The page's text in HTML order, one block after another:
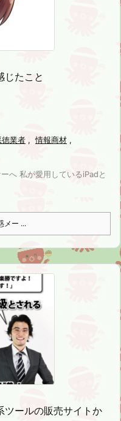
じたこと
徳業者 , 情報商材 ,
へ 私が愛用しているiPadと
メー ...
ールの販売サイトか